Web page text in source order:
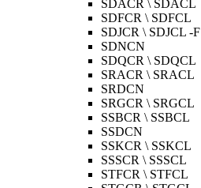
SDACR \ SDACL
SDFCR \ SDFCL
SDJCR \ SDJCL -F
SDNCN
SDQCR \ SDQCL
SRACR \ SRACL
SRDCN
SRGCR \ SRGCL
SSBCR \ SSBCL
SSDCN
SSKCR \ SSKCL
SSSCR \ SSSCL
STFCR \ STFCL